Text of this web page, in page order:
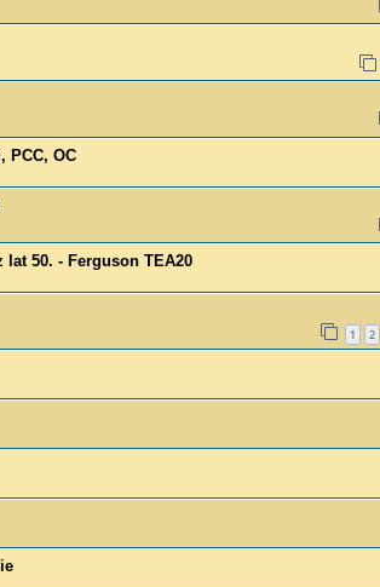
PCC, OC
50. - Ferguson TEA20
1 2